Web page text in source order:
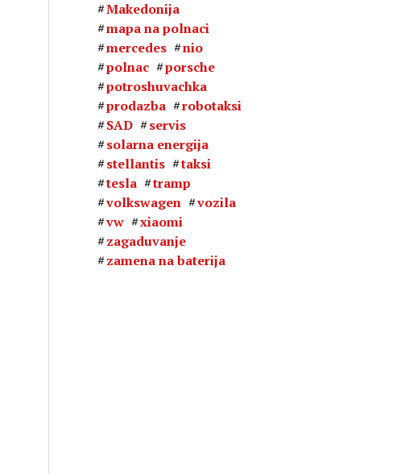
Makedonija
mapa na polnaci
mercedes
nio
polnac
porsche
potroshuvachka
prodazba
robotaksi
SAD
servis
solarna energija
stellantis
taksi
tesla
tramp
volkswagen
vozila
vw
xiaomi
zagaduvanje
zamena na baterija